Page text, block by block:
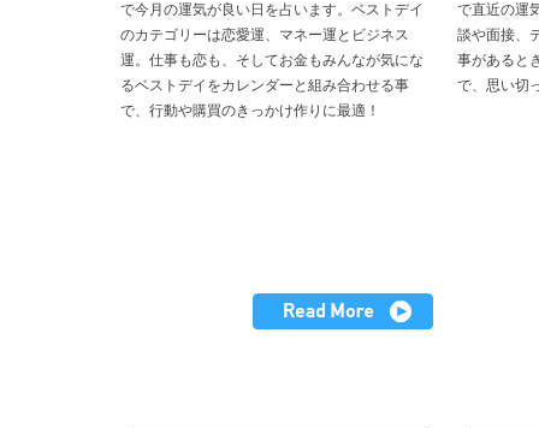
で今月の運気が良い日を占います。ベストデイ
のカテゴリーは恋愛運、マネー運とビジネス
運。仕事も恋も、そしてお金もみんなが気にな
るベストデイをカレンダーと組み合わせる事
で、行動や購買のきっかけ作りに最適！
で直近の運
談や面接、
事があると
で、思い切